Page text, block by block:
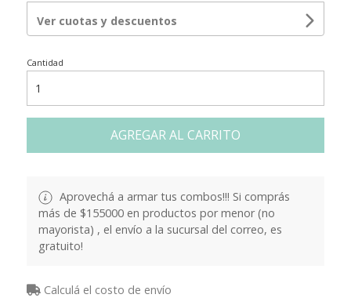
Ver cuotas y descuentos
Cantidad
AGREGAR AL CARRITO
Aprovechá a armar tus combos!!! Si comprás
más de $155000 en productos por menor (no
mayorista) , el envío a la sucursal del correo, es
gratuito!
Calculá el costo de envío